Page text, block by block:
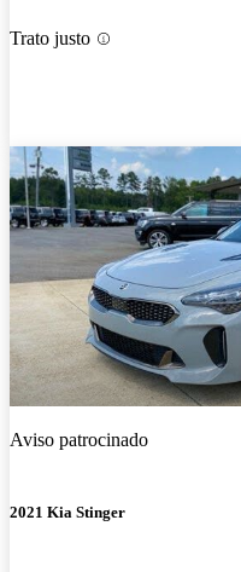
Trato justo
Aviso patrocinado
2021 Kia Stinger